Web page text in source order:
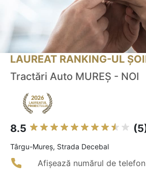
LAUREAT RANKING-UL
Tractări Auto MUREȘ - NOI
8.5
Târgu-Mureş, Strada Decebal
Afișează numărul de telefon